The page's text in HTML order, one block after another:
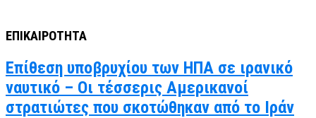
ΕΠΙΚΑΙΡΟΤΗΤΑ
Επίθεση υποβρυχίου των ΗΠΑ σε ιρανικό
ναυτικό – Οι τέσσερις Αμερικανοί
στρατιώτες που σκοτώθηκαν από το Ιράν